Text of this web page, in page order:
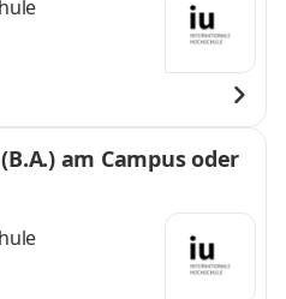
am Campus oder